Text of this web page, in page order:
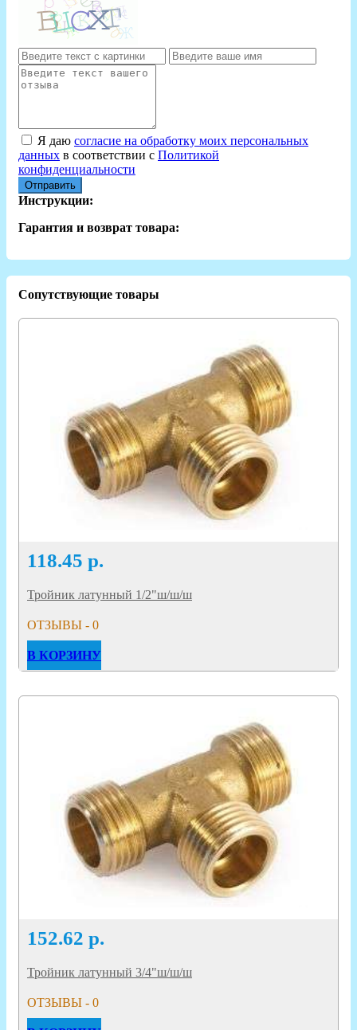
Я даю согласие на обработку моих персональных
данных в соответствии с Политикой
конфиденциальности
Отправить
Инструкции:
Гарантия и возврат товара:
Сопутствующие товары
118.45 р.
Тройник латунный 1/2"ш/ш/ш
ОТЗЫВЫ - 0
В КОРЗИНУ
152.62 р.
Тройник латунный 3/4"ш/ш/ш
ОТЗЫВЫ - 0